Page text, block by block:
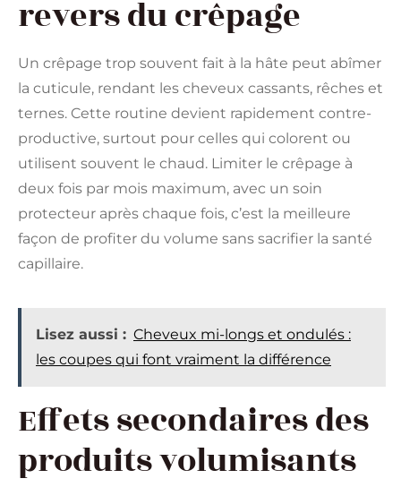
revers du crêpage
Un crêpage trop souvent fait à la hâte peut abîmer
la cuticule, rendant les cheveux cassants, rêches et
ternes. Cette routine devient rapidement contre-
productive, surtout pour celles qui colorent ou
utilisent souvent le chaud. Limiter le crêpage à
deux fois par mois maximum, avec un soin
protecteur après chaque fois, c’est la meilleure
façon de profiter du volume sans sacrifier la santé
capillaire.
Lisez aussi : Cheveux mi-longs et ondulés :
les coupes qui font vraiment la différence
Effets secondaires des
produits volumisants